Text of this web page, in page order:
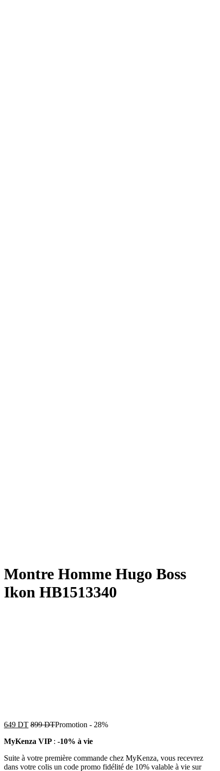
Montre Homme Hugo Boss
Ikon HB1513340
649 DT 899DTPromotion - 28%
MyKenza VIP : -10% à vie
Suite à votre première commande chez MyKenza, vous recevrez
dans votre colis un code promo fidélité de 10% valable à vie sur